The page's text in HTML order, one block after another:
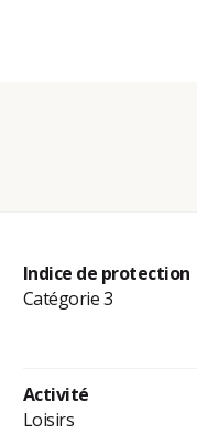
Indice de protection
Catégorie 3
Activité
Loisirs